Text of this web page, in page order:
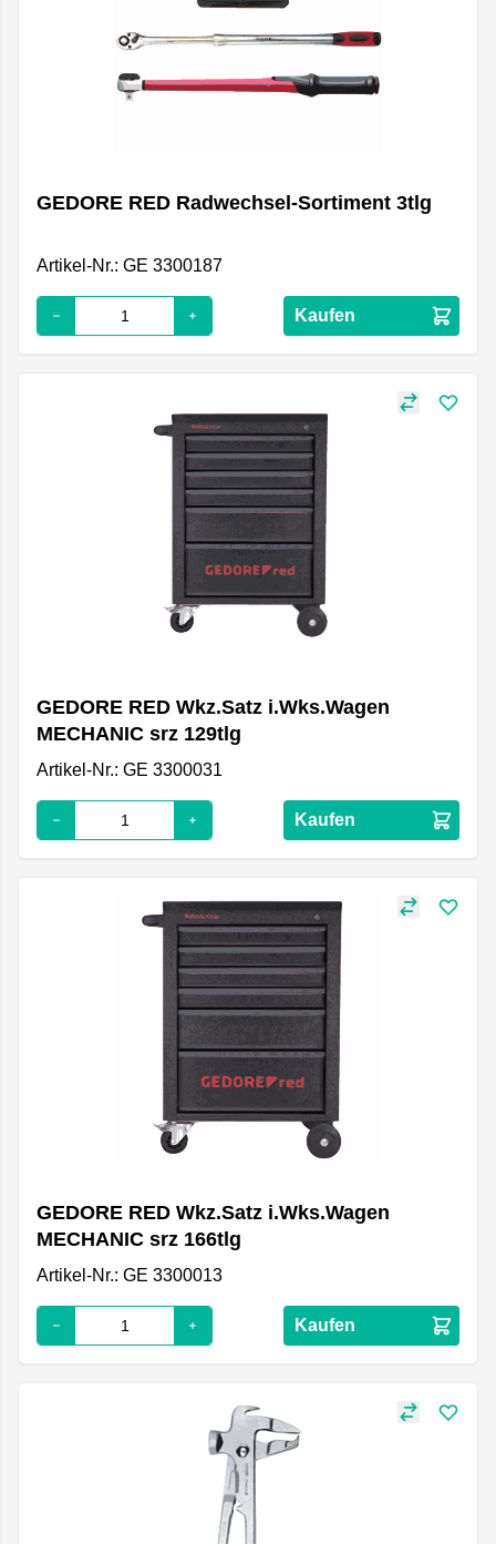
GEDORE RED Radwechsel-Sortiment 3tlg
Artikel-Nr.: GE 3300187
Kaufen
GEDORE RED Wkz.Satz i.Wks.Wagen
MECHANIC srz 129tlg
Artikel-Nr.: GE 3300031
Kaufen
GEDORE RED Wkz.Satz i.Wks.Wagen
MECHANIC srz 166tlg
Artikel-Nr.: GE 3300013
Kaufen